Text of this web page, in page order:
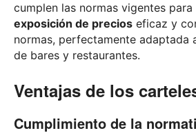
cumplen las normas vigentes
exposición de precios eficaz y
normas, perfectamente adaptada
de bares y restaurantes.
Ventajas de los
Cumplimiento de la